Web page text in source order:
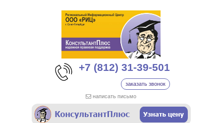
+7 (812) 31-39-501
заказать звонок
написать письмо